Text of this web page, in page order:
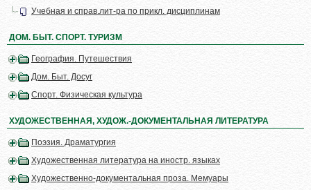
Учебная и справ.лит-ра по прикл. дисциплинам
ДОМ. БЫТ. СПОРТ. ТУРИЗМ
География. Путешествия
Дом. Быт. Досуг
Спорт. Физическая культура
ХУДОЖЕСТВЕННАЯ, ХУДОЖ.-ДОКУМЕНТАЛЬНАЯ ЛИТЕРАТУРА
Поэзия. Драматургия
Художественная литература на иностр. языках
Художественно-документальная проза. Мемуары